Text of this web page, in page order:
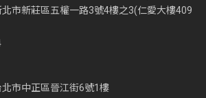
市新莊區五權一路3號4樓之3(仁愛大樓409
市中正區晉江街6號1樓